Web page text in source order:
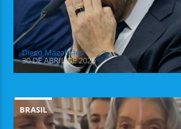
Diego Magalhães
30 DE ABRIL DE 2026
BRASIL